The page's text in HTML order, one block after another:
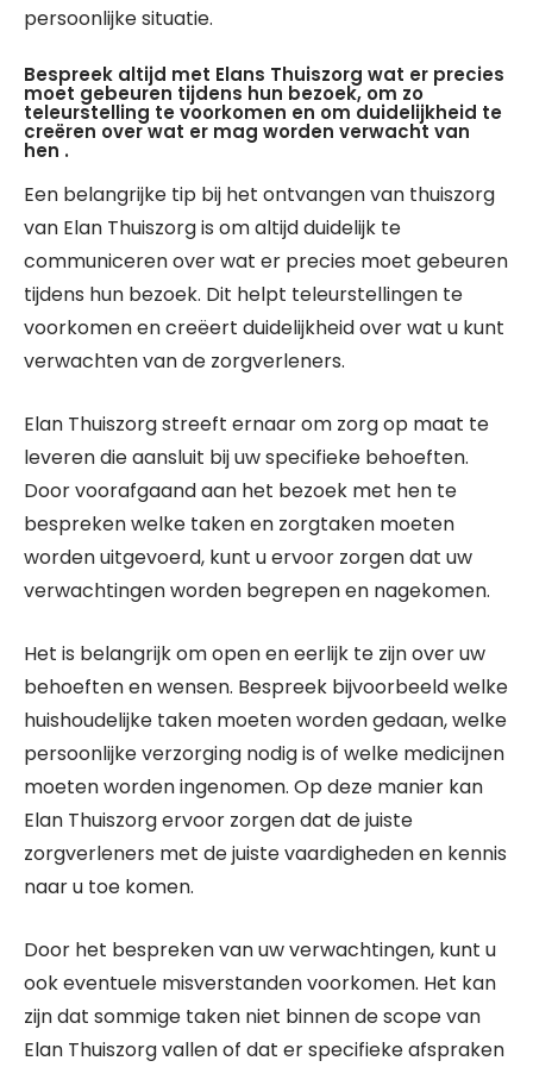
persoonlijke situatie.
Bespreek altijd met Elans Thuiszorg wat er precies
moet gebeuren tijdens hun bezoek, om zo
teleurstelling te voorkomen en om duidelijkheid te
creëren over wat er mag worden verwacht van
hen .
Een belangrijke tip bij het ontvangen van thuiszorg
van Elan Thuiszorg is om altijd duidelijk te
communiceren over wat er precies moet gebeuren
tijdens hun bezoek. Dit helpt teleurstellingen te
voorkomen en creëert duidelijkheid over wat u kunt
verwachten van de zorgverleners.
Elan Thuiszorg streeft ernaar om zorg op maat te
leveren die aansluit bij uw specifieke behoeften.
Door voorafgaand aan het bezoek met hen te
bespreken welke taken en zorgtaken moeten
worden uitgevoerd, kunt u ervoor zorgen dat uw
verwachtingen worden begrepen en nagekomen.
Het is belangrijk om open en eerlijk te zijn over uw
behoeften en wensen. Bespreek bijvoorbeeld welke
huishoudelijke taken moeten worden gedaan, welke
persoonlijke verzorging nodig is of welke medicijnen
moeten worden ingenomen. Op deze manier kan
Elan Thuiszorg ervoor zorgen dat de juiste
zorgverleners met de juiste vaardigheden en kennis
naar u toe komen.
Door het bespreken van uw verwachtingen, kunt u
ook eventuele misverstanden voorkomen. Het kan
zijn dat sommige taken niet binnen de scope van
Elan Thuiszorg vallen of dat er specifieke afspraken